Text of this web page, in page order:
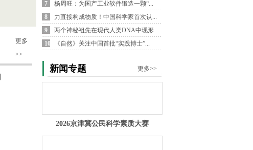
更多
>>
7
杨周旺：为国产工业软件锻造一颗“...
8
力直接构成物质！中国科学家首次认...
9
两个神秘祖先在现代人类DNA中现形
10
《自然》关注中国首批“实践博士”...
新闻专题 更多>>
2026京津冀公民科学素质大赛